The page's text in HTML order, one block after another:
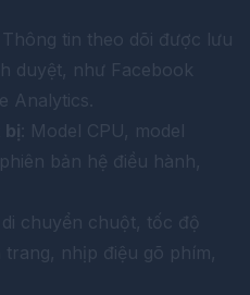
: Thông tin theo dõi được lưu
duyệt, như Facebook
Analytics.
bị : Model CPU, model
bản hệ điều hành,
di chuyển chuột, tốc độ
nhịp điệu gõ phím,